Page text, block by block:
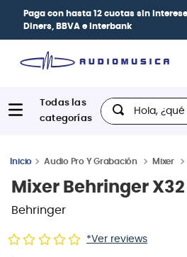
Paga con hasta 12 cuotas sin
Diners, BBVA e Interbank
Hola, ¿qué
Audio Pro Y Grabación Mixer
Mixer Behringer X32
Behringer
*Ver reviews